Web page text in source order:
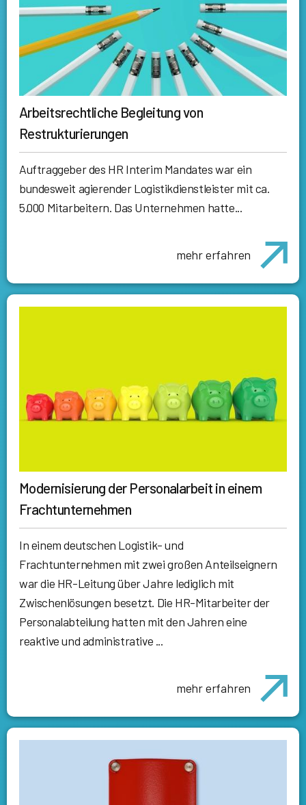
Arbeitsrechtliche Begleitung von
Restrukturierungen
Auftraggeber des HR Interim Mandates war ein
bundesweit agierender Logistikdienstleister mit ca.
5.000 Mitarbeitern. Das Unternehmen hatte...
mehr erfahren
Modernisierung der Personalarbeit in einem
Frachtunternehmen
In einem deutschen Logistik- und
Frachtunternehmen mit zwei großen Anteilseignern
war die HR-Leitung über Jahre lediglich mit
Zwischenlösungen besetzt. Die HR-Mitarbeiter der
Personalabteilung hatten mit den Jahren eine
reaktive und administrative ...
mehr erfahren